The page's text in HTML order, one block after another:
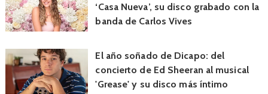
‘Casa Nueva’, su disco grabado con la
banda de Carlos Vives
El año soñado de Dicapo: del
concierto de Ed Sheeran al musical
'Grease' y su disco más íntimo